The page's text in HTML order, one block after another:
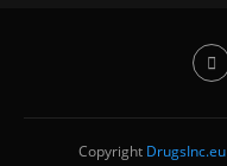
Copyright DrugsInc.eu